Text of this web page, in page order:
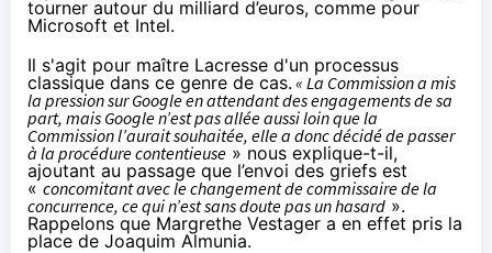
tourner autour du milliard d’euros, comme pour
Microsoft et Intel.
Il s'agit pour maître Lacresse d'un processus
classique dans ce genre de cas. « La Commission a mis
la pression sur Google en attendant des engagements de sa
part, mais Google n’est pas allée aussi loin que la
Commission l’aurait souhaitée, elle a donc décidé de passer
à la procédure contentieuse » nous explique-t-il,
ajoutant au passage que l’envoi des griefs est
«concomitant avec le changement de commissaire de la
concurrence, ce qui n’est sans doute pas un hasard ».
Rappelons que Margrethe Vestager a en effet pris la
place de Joaquim Almunia.